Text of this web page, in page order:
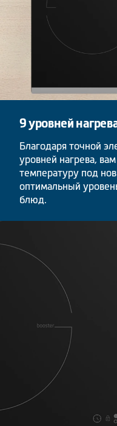
9 уровней
Благодаря точной
уровней нагрева,
температуру под
оптимальный
блюд.